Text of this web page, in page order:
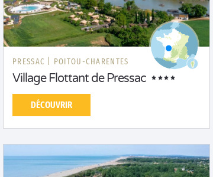
PRESSAC | POITOU-CHARENTES
Village Flottant de Pressac
DÉCOUVRIR